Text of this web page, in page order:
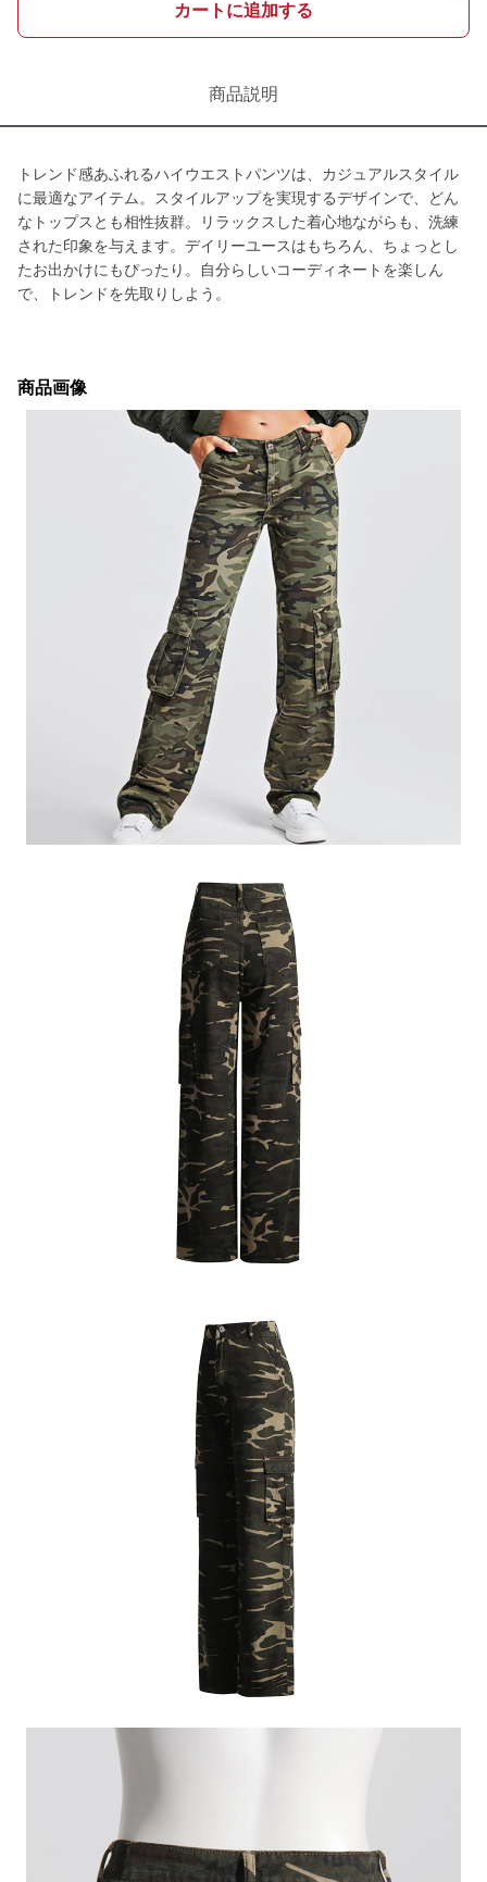
カートに追加する
商品説明
トレンド感あふれるハイウエストパンツは、カジュアルスタイル
に最適なアイテム。スタイルアップを実現するデザインで、どん
なトップスとも相性抜群。リラックスした着心地ながらも、洗練
された印象を与えます。デイリーユースはもちろん、ちょっとし
たお出かけにもぴったり。自分らしいコーディネートを楽しん
で、トレンドを先取りしよう。
商品画像